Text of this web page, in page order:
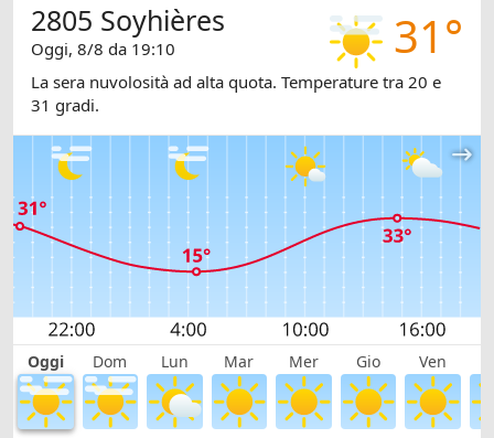
31°
2805 Soyhières
Oggi, 8/8 da 19:10
La sera nuvolosità ad alta quota. Temperature tra 20 e
31 gradi.
Oggi Dom Lun Mar Mer Gio Ven